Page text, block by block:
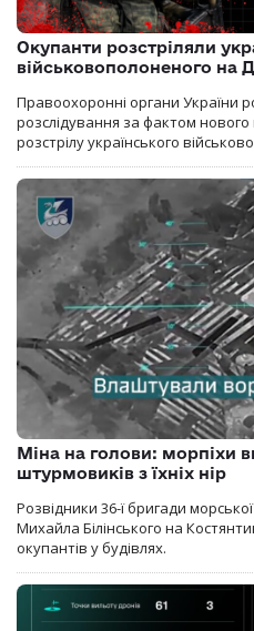
Окупанти розстріляли
військовополоненого на
Правоохоронні органи України
розслідування за фактом
розстрілу українського
Міна на голови: морпіхи
штурмовиків з їхніх нір
Розвідники 36-ї бригади
Михайла Білінського на
окупантів у будівлях.